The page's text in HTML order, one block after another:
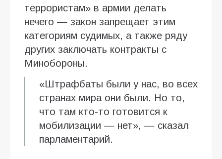
террористам» в армии делать
нечего — закон запрещает этим
категориям судимых, а также ряду
других заключать контракты с
Минобороны.
«Штрафбаты были у нас, во всех
странах мира они были. Но то,
что там кто-то готовится к
мобилизации — нет», — сказал
парламентарий.